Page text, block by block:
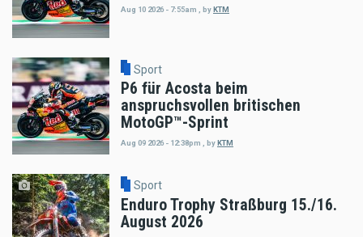
Aug 10 2026 - 7:55am byKTM
Sport
P6 für Acosta beim
anspruchsvollen britischen
MotoGP™-Sprint
Aug 09 2026 - 12:38pm byKTM
Sport
Enduro Trophy Straßburg 15./16.
August 2026